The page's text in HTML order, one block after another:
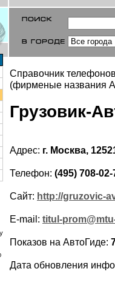
Справочник
(фирменые названия
Грузовик-
Адрес: г. Москва,
Телефон: (495) 708-02-
Сайт: http://gruzovic-
E-mail: titul-
Показов на АвтоГиде:
Дата обновления